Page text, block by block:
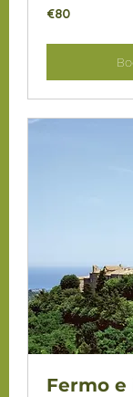
80
euros
€80
Fermo e